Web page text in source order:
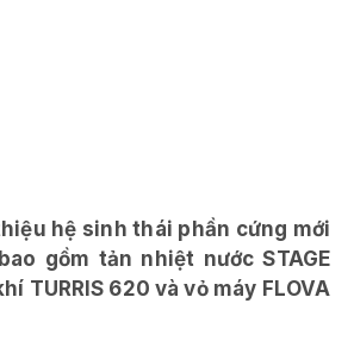
hệ sinh thái phần cứng mới
gồm tản nhiệt nước STAGE
TURRIS 620 và vỏ máy FLOVA